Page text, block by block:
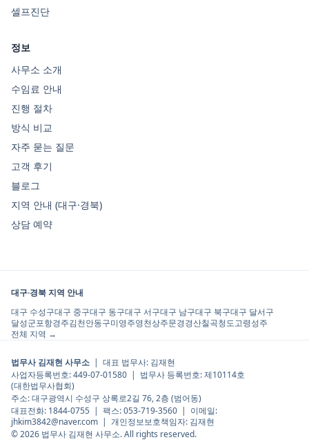
셀프진단
정보
사무소 소개
수임료 안내
진행 절차
방식 비교
자주 묻는 질문
고객 후기
블로그
지역 안내 (대구·경북)
상담 예약
대구·경북 지역 안내
대구 수성구대구 중구대구 동구대구 서구대구 남구대구 북구대구 달서구
달성군포항경주김천안동구미영주영천상주문경경산칠곡청도고령성주
전체 지역 →
법무사 김재현 사무소 | 대표 법무사: 김재현
사업자등록번호:449-07-01580 | 법무사 등록번호:제10114호
(대한법무사협회)
주소:대구광역시 수성구 상록로2길 76, 2층 (범어동)
대표전화: 1844-0755 | 팩스:053-719-3560 | 이메일:
jhkim3842@naver.com | 개인정보보호책임자: 김재현
©2026 법무사 김재현 사무소. All rights reserved.